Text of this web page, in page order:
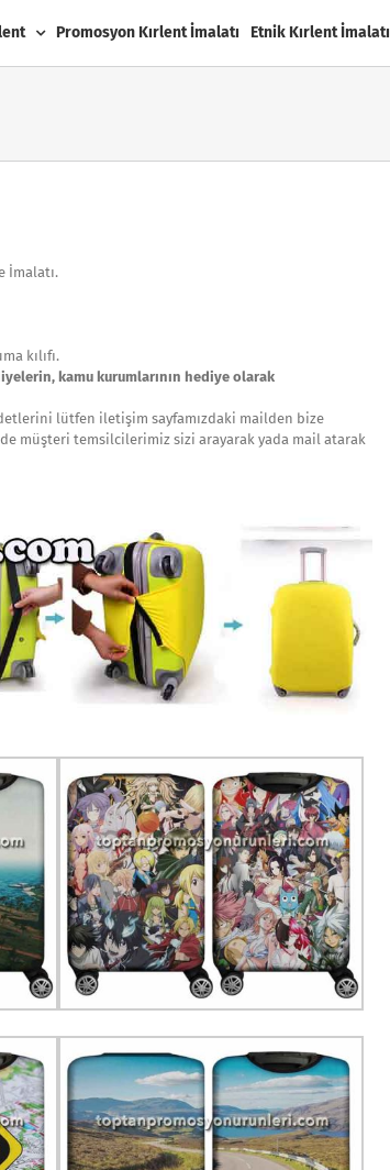
Promosyon Kırlent İmalatı Etnik Kırlent İmalatı
İmalatı.
kılıfı.
kamu kurumlarının hediye olarak
lütfen iletişim sayfamızdaki mailden bize
müşteri temsilcilerimiz sizi arayarak yada mail atarak